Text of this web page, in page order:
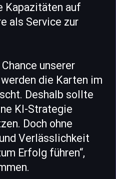
Kapazitäten auf
als Service zur
unserer
die Karten im
Deshalb sollte
KI-Strategie
Doch ohne
Verlässlichkeit
Erfolg führen“,